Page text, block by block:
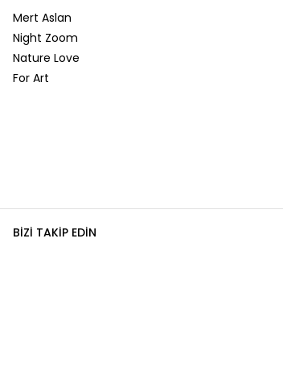
Mert Aslan
Night Zoom
Nature Love
For Art
BIZI TAKIP EDIN